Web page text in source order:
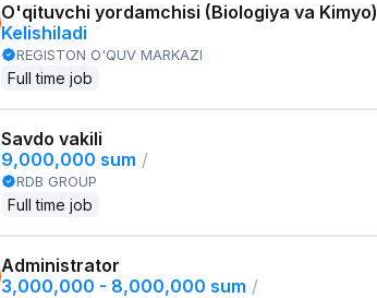
O'qituvchi yordamchisi (Biologiya va Kimyo)
Kelishiladi
REGISTON O'QUV MARKAZI
Full time job
Savdo vakili
9,000,000 sum /
RDB GROUP
Full time job
Administrator
3,000,000 - 8,000,000 sum /